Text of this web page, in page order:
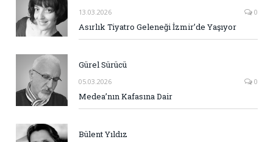
13.03.2026 0
Asırlık Tiyatro Geleneği İzmir’de Yaşıyor
Gürel Sürücü
05.03.2026 0
Medea’nın Kafasına Dair
Bülent Yıldız